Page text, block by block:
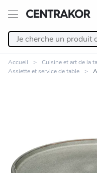
Linge de
Meuble
Accueil Cuisine et art de la
Assiette et service de table